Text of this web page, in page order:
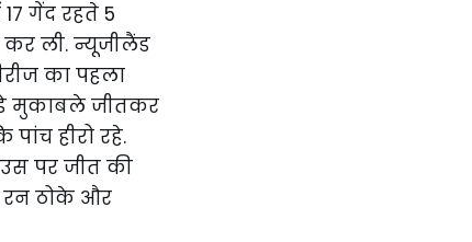
गेंद रहते 5
कर ली. न्यूजीलैंड
का पहला
मुकाबले जीतकर
हीरो रहे.
पर जीत की
रन ठोके और